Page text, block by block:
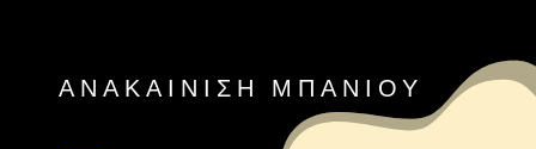
ΑΝΑΚΑΊΝΙΣΗ ΜΠΆΝΙΟΥ